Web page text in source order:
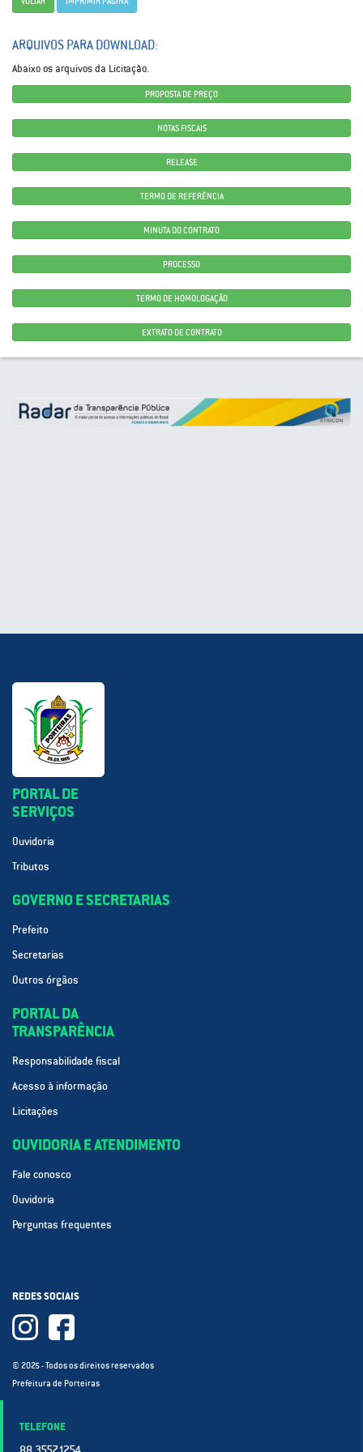
ARQUIVOS PARA DOWNLOAD:
Abaixo os arquivos da Licitação.
PROPOSTA DE PREÇO
NOTAS FISCAIS
RELEASE
TERMO DE REFERÊNCIA
MINUTA DO CONTRATO
PROCESSO
TERMO DE HOMOLOGAÇÃO
EXTRATO DE CONTRATO
PORTAL DE
SERVIÇOS
Ouvidoria
Tributos
GOVERNO E SECRETARIAS
Prefeito
Secretarias
Outros órgãos
PORTAL DA
TRANSPARÊNCIA
Responsabilidade fiscal
Acesso à informação
Licitações
OUVIDORIA E ATENDIMENTO
Fale conosco
Ouvidoria
Perguntas frequentes
REDES SOCIAIS
© 2025 - Todos os direitos reservados
Prefeitura de Porteiras
TELEFONE